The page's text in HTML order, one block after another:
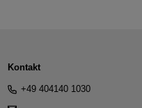
Kontakt
+49 404140 1030